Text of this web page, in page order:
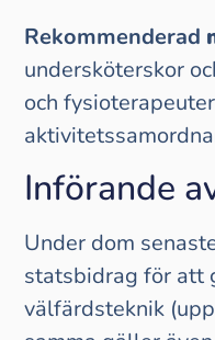
Rekommenderad
undersköterskor
och
Införande
Under dom
statsbidrag för att
välfärdsteknik